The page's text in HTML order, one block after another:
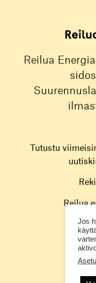
Reilua
Reilua
Tutustu
Jos